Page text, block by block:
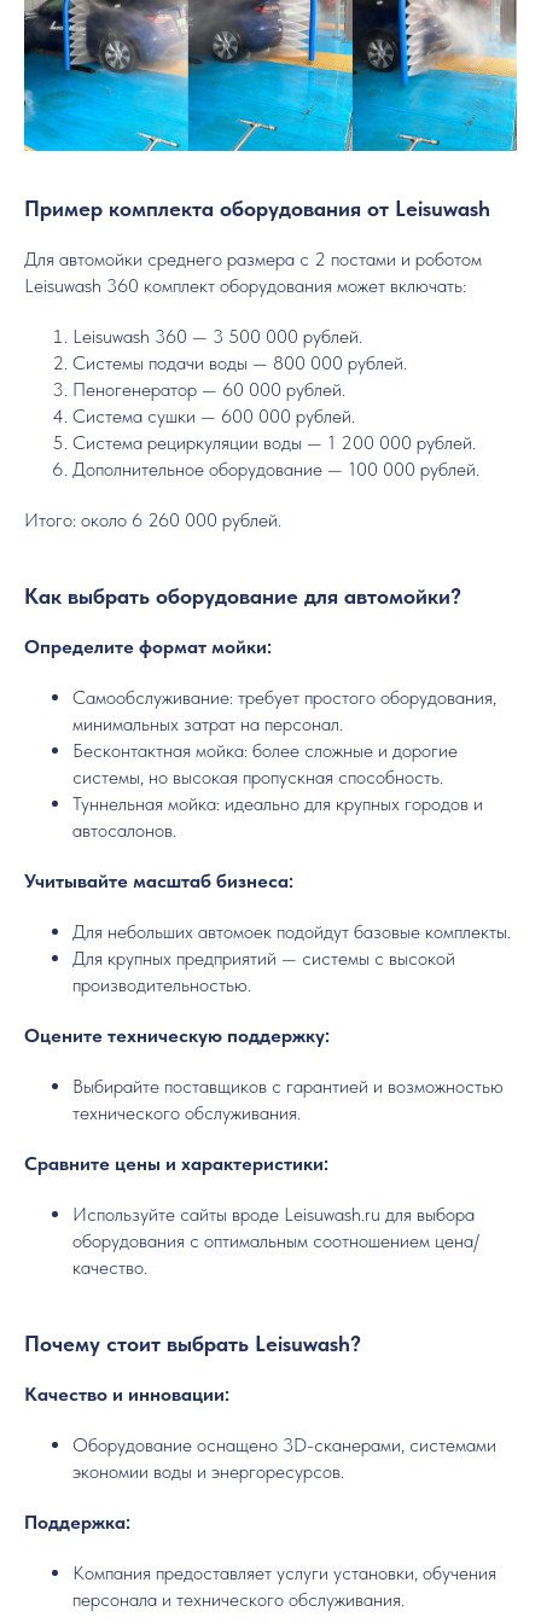
Пример комплекта оборудования от Leisuwash
Для автомойки среднего размера с 2 постами и роботом
Leisuwash 360 комплект оборудования может включать:
Leisuwash 360 — 3 500 000 рублей.
Системы подачи воды — 800 000 рублей.
Пеногенератор — 60 000 рублей.
Система сушки — 600 000 рублей.
Система рециркуляции воды — 1 200 000 рублей.
Дополнительное оборудование — 100 000 рублей.
Итого: около 6 260 000 рублей.
Как выбрать оборудование для автомойки?
Определите формат мойки:
Самообслуживание: требует простого оборудования,
минимальных затрат на персонал.
Бесконтактная мойка: более сложные и дорогие
системы, но высокая пропускная способность.
Туннельная мойка: идеально для крупных городов и
автосалонов.
Учитывайте масштаб бизнеса:
Для небольших автомоек подойдут базовые комплекты.
Для крупных предприятий — системы с высокой
производительностью.
Оцените техническую поддержку:
Выбирайте поставщиков с гарантией и возможностью
технического обслуживания.
Сравните цены и характеристики:
Используйте сайты вроде Leisuwash.ru для выбора
оборудования с оптимальным соотношением цена/
качество.
Почему стоит выбрать Leisuwash?
Качество и инновации:
Оборудование оснащено 3D-сканерами, системами
экономии воды и энергоресурсов.
Поддержка:
Компания предоставляет услуги установки, обучения
персонала и технического обслуживания.